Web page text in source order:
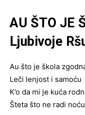
AU ŠTO JE
Ljubivoje
Au što je škola
Leči lenjost i samoću
K’o da mi je kuća
Šteta što ne radi